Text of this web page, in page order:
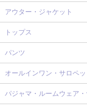
アウター・ジャケット
トップス
パンツ
オールインワン・サロペッ
パジャマ・ルームウェア